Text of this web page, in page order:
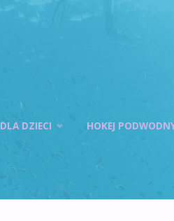
DLA DZIECI HOKEJ